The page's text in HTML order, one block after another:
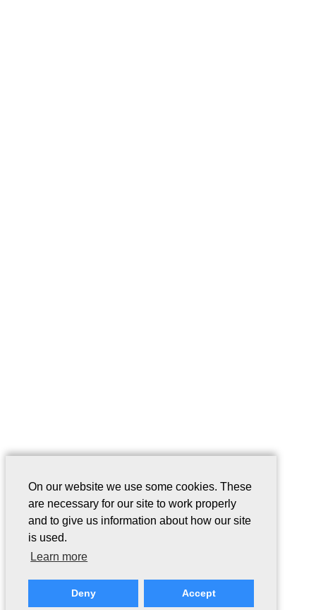
On our website we use some cookies. These
are necessary for our site to work properly
and to give us information about how our site
is used.
Learn more
Deny Accept